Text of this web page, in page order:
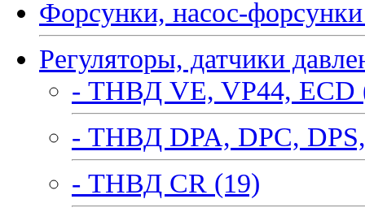
Форсунки, насос-
Регуляторы, датчики
- ТНВД VE, VP44, ECD
- ТНВД DPA, DPC,
- ТНВД CR (19)